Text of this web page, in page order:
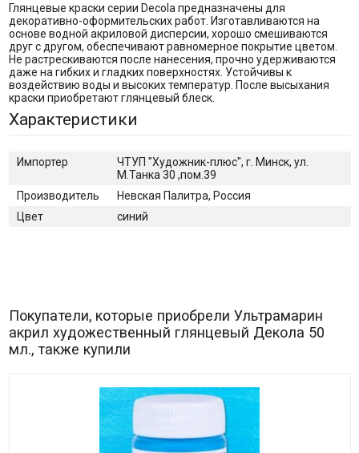
Глянцевые краски серии Decola предназначены для
декоративно-оформительских работ. Изготавливаются на
основе водной акриловой дисперсии, хорошо смешиваются
друг с другом, обеспечивают равномерное покрытие цветом.
Не растрескиваются после нанесения, прочно удерживаются
даже на гибких и гладких поверхностях. Устойчивы к
воздействию воды и высоких температур. После высыхания
краски приобретают глянцевый блеск.
Характеристики
Импортер
ЧТУП "Художник-плюс", г. Минск, ул.
М.Танка 30 ,пом.39
Производитель
Невская Палитра, Россия
Цвет
синий
Покупатели, которые приобрели Ультрамарин
акрил художественный глянцевый Декола 50
мл., также купили